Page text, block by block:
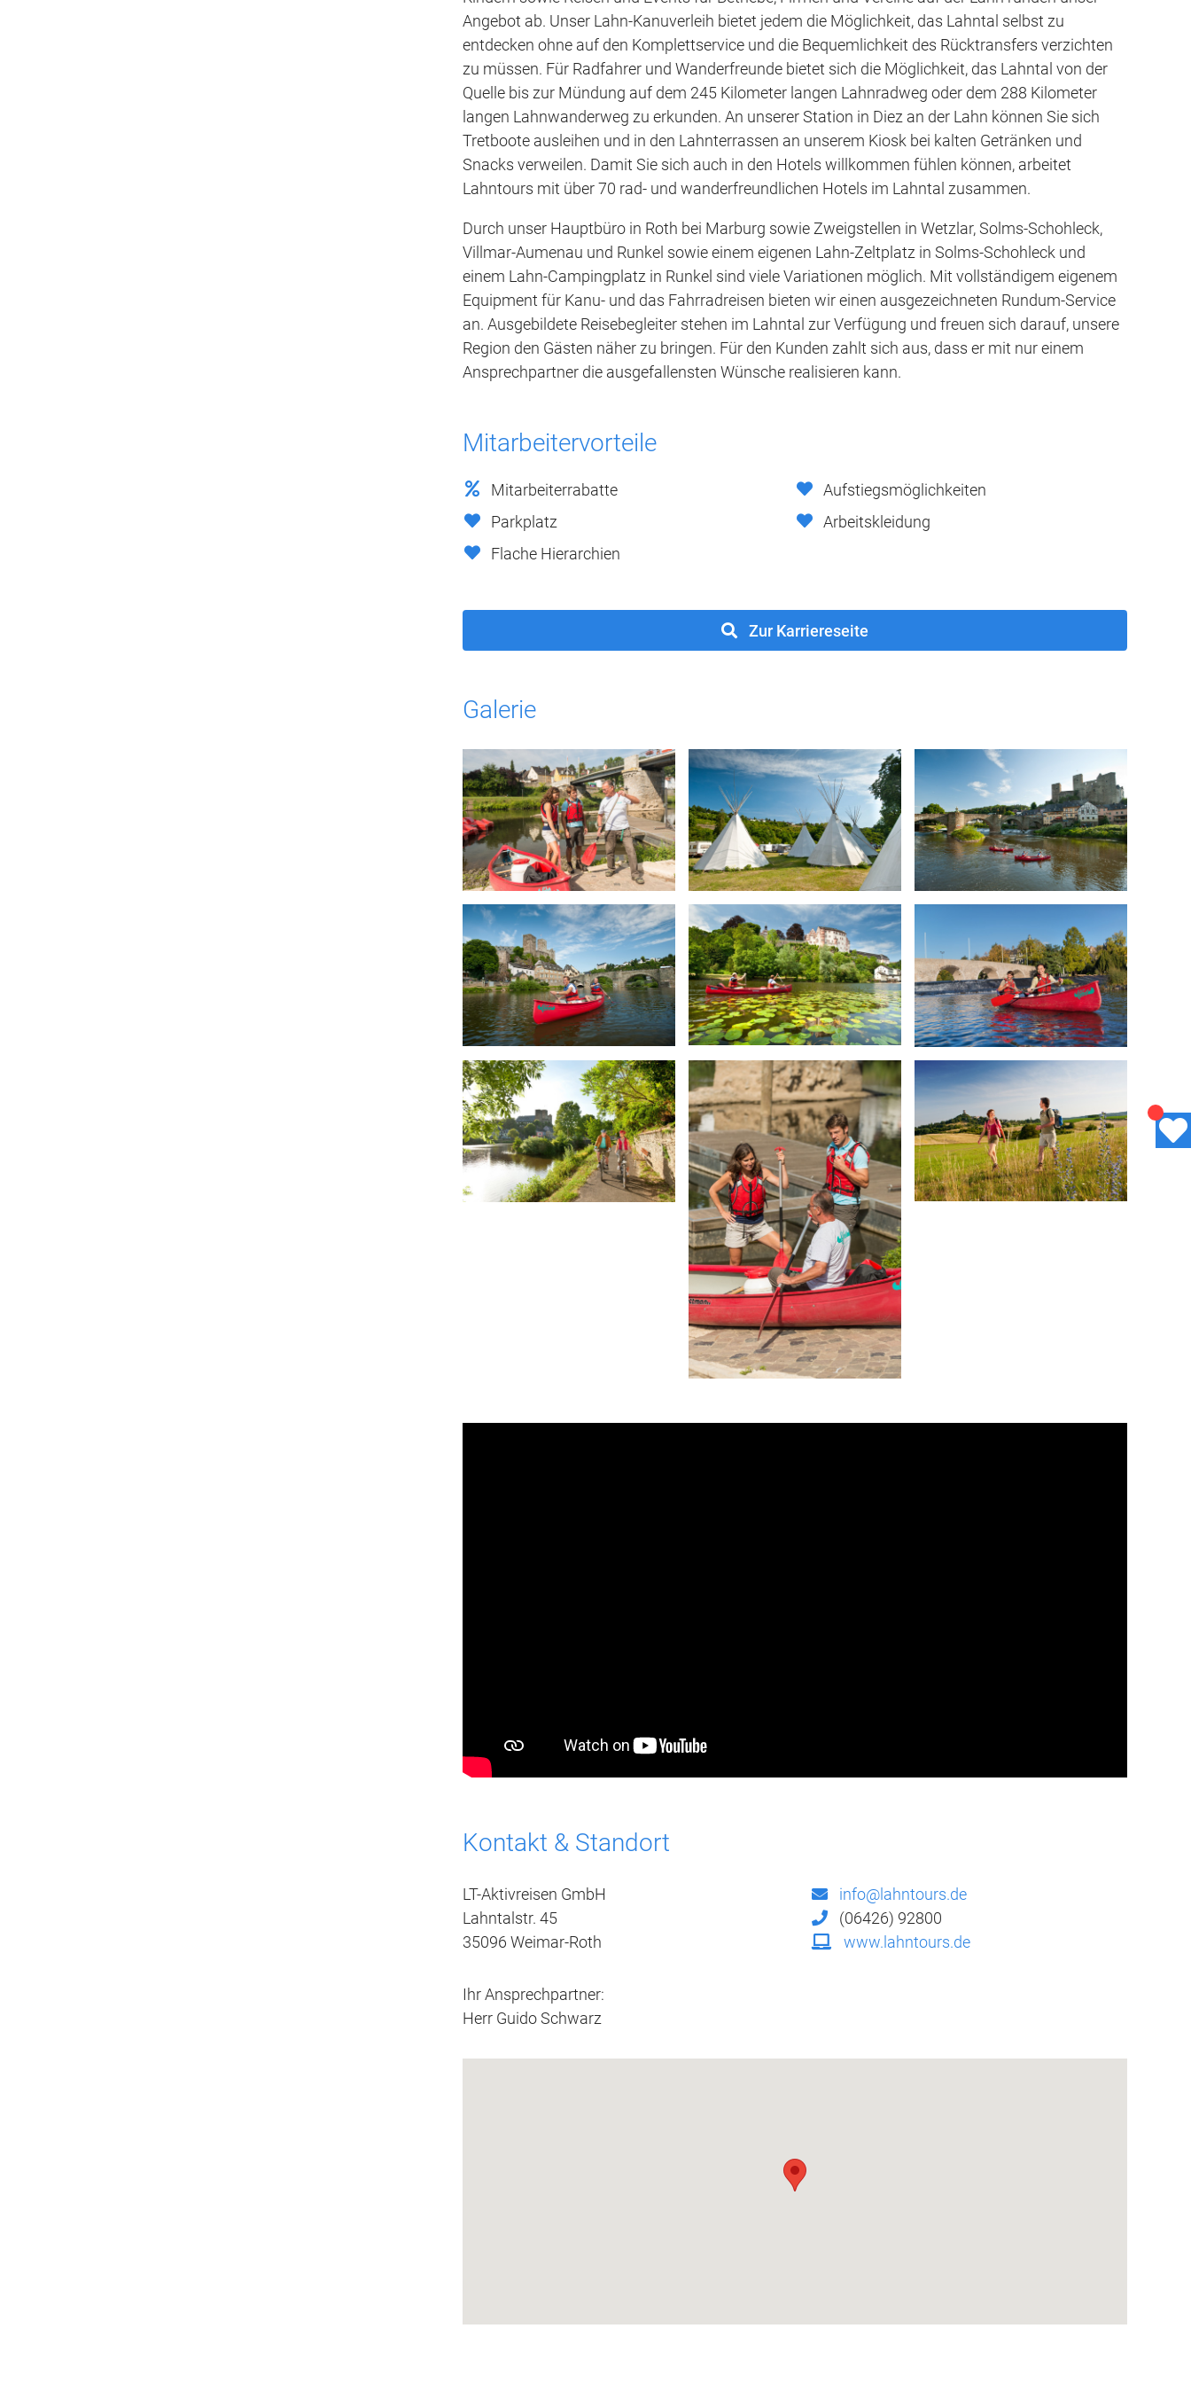
Angebot ab. Unser Lahn-Kanuverleih bietet jedem die Möglichkeit, das Lahntal selbst zu
entdecken ohne auf den Komplettservice und die Bequemlichkeit des Rücktransfers verzichten
zu müssen. Für Radfahrer und Wanderfreunde bietet sich die Möglichkeit, das Lahntal von der
Quelle bis zur Mündung auf dem 245 Kilometer langen Lahnradweg oder dem 288 Kilometer
langen Lahnwanderweg zu erkunden. An unserer Station in Diez an der Lahn können Sie sich
Tretboote ausleihen und in den Lahnterrassen an unserem Kiosk bei kalten Getränken und
Snacks verweilen. Damit Sie sich auch in den Hotels willkommen fühlen können, arbeitet
Lahntours mit über 70 rad- und wanderfreundlichen Hotels im Lahntal zusammen.
Durch unser Hauptbüro in Roth bei Marburg sowie Zweigstellen in Wetzlar, Solms-Schohleck,
Villmar-Aumenau und Runkel sowie einem eigenen Lahn-Zeltplatz in Solms-Schohleck und
einem Lahn-Campingplatz in Runkel sind viele Variationen möglich. Mit vollständigem eigenem
Equipment für Kanu- und das Fahrradreisen bieten wir einen ausgezeichneten Rundum-Service
an. Ausgebildete Reisebegleiter stehen im Lahntal zur Verfügung und freuen sich darauf, unsere
Region den Gästen näher zu bringen. Für den Kunden zahlt sich aus, dass er mit nur einem
Ansprechpartner die ausgefallensten Wünsche realisieren kann.
Mitarbeitervorteile
Mitarbeiterrabatte
Aufstiegsmöglichkeiten
Parkplatz
Arbeitskleidung
Flache Hierarchien
Zur Karriereseite
Galerie
Kontakt & Standort
LT-Aktivreisen GmbH
Lahntalstr. 45
35096 Weimar-Roth
info@lahntours.de
(06426) 92800
www.lahntours.de
Ihr Ansprechpartner:
Herr Guido Schwarz